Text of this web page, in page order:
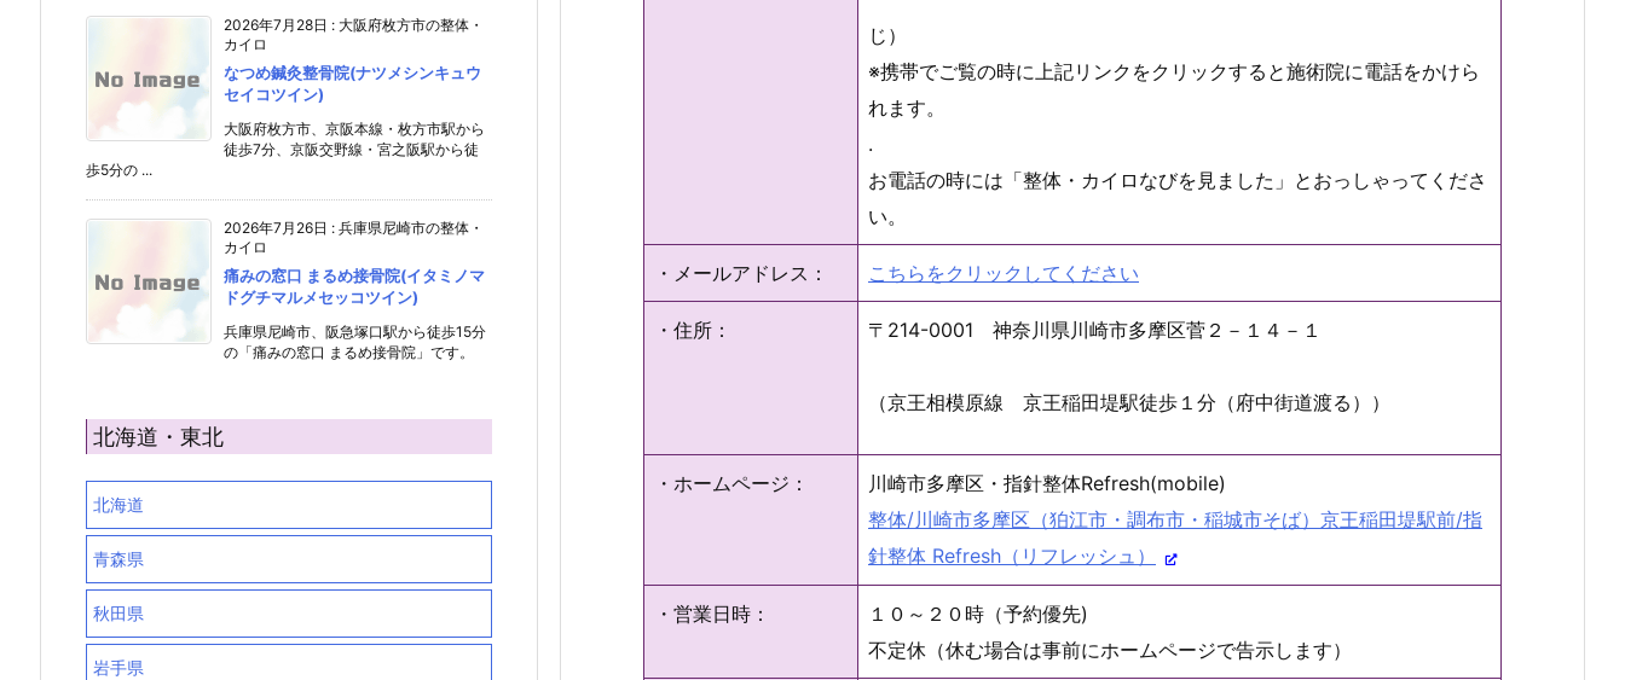
じ）
※携帯でご覧の時に上記リンクをクリックすると施術院に電話をかけら
れます。
.
お電話の時には「整体・カイロなびを見ました」とおっしゃってくださ
い。
・メールアドレス： こちらをクリックしてください
・住所： 〒214-0001 神奈川県川崎市多摩区菅２－１４－１
（京王相模原線 京王稲田堤駅徒歩１分（府中街道渡る））
・ホームページ：
川崎市多摩区・指針整体Refresh(mobile)
整体/川崎市多摩区（狛江市・調布市・稲城市そば）京王稲田堤駅前/指
針整体 Refresh（リフレッシュ）
・営業日時：
１０～２０時（予約優先)
不定休（休む場合は事前にホームページで告示します）
2026年7月28日 : 大阪府枚方市の整体・
カイロ
なつめ鍼灸整骨院(ナツメシンキュウ
セイコツイン)
大阪府枚方市、京阪本線・枚方市駅から
徒歩7分、京阪交野線・宮之阪駅から徒
歩5分の ...
2026年7月26日 : 兵庫県尼崎市の整体・
カイロ
痛みの窓口 まるめ接骨院(イタミノマ
ドグチマルメセッコツイン)
兵庫県尼崎市、阪急塚口駅から徒歩15分
の「痛みの窓口 まるめ接骨院」です。
北海道・東北
北海道
青森県
秋田県
岩手県